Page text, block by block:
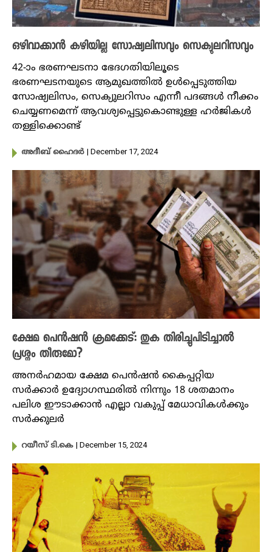
ഒഴിവാക്കാൻ കഴിയില്ല സോഷ്യലിസവും സെക്യുലറിസവും
42-ാം ഭരണഘടനാ ഭേദഗതിയിലൂടെ
ഭരണഘടനയുടെ ആമുഖത്തിൽ ഉൾപ്പെടുത്തിയ
സോഷ്യലിസം, സെക്യുലറിസം എന്നീ പദങ്ങൾ നീക്കം
ചെയ്യണമെന്ന് ആവശ്യപ്പെട്ടുകൊണ്ടുള്ള ഹർജികൾ
തള്ളിക്കൊണ്ട്
അദീബ് ഹൈദര്‍ | December 17, 2024
ക്ഷേമ പെൻഷൻ ക്രമക്കേട്: തുക തിരിച്ചുപിടിച്ചാൽ
പ്രശ്നം തീരുമോ?
അനർഹമായ ക്ഷേമ പെൻഷൻ കൈപ്പറ്റിയ
സർക്കാർ ഉദ്യോഗസ്ഥരിൽ നിന്നും 18 ശതമാനം
പലിശ ഈടാക്കാൻ എല്ലാ വകുപ്പ് മേധാവികൾക്കും
സർക്കുലർ
റയീസ് ടി.കെ | December 15, 2024